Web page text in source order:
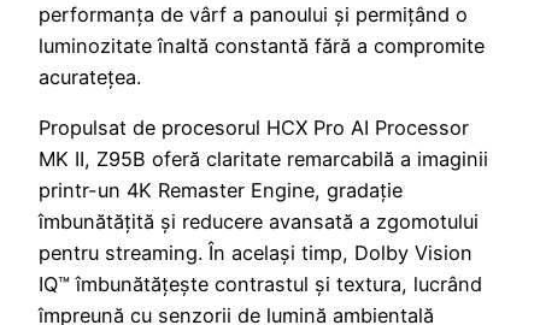
performanța de vârf a panoului și permițând o
luminozitate înaltă constantă fără a compromite
acuratețea.
Propulsat de procesorul HCX Pro AI Processor
MK II, Z95B oferă claritate remarcabilă a imaginii
printr-un 4K Remaster Engine, gradație
îmbunătățită și reducere avansată a zgomotului
pentru streaming. În același timp, Dolby Vision
IQ™ îmbunătățește contrastul și textura, lucrând
împreună cu senzorii de lumină ambientală